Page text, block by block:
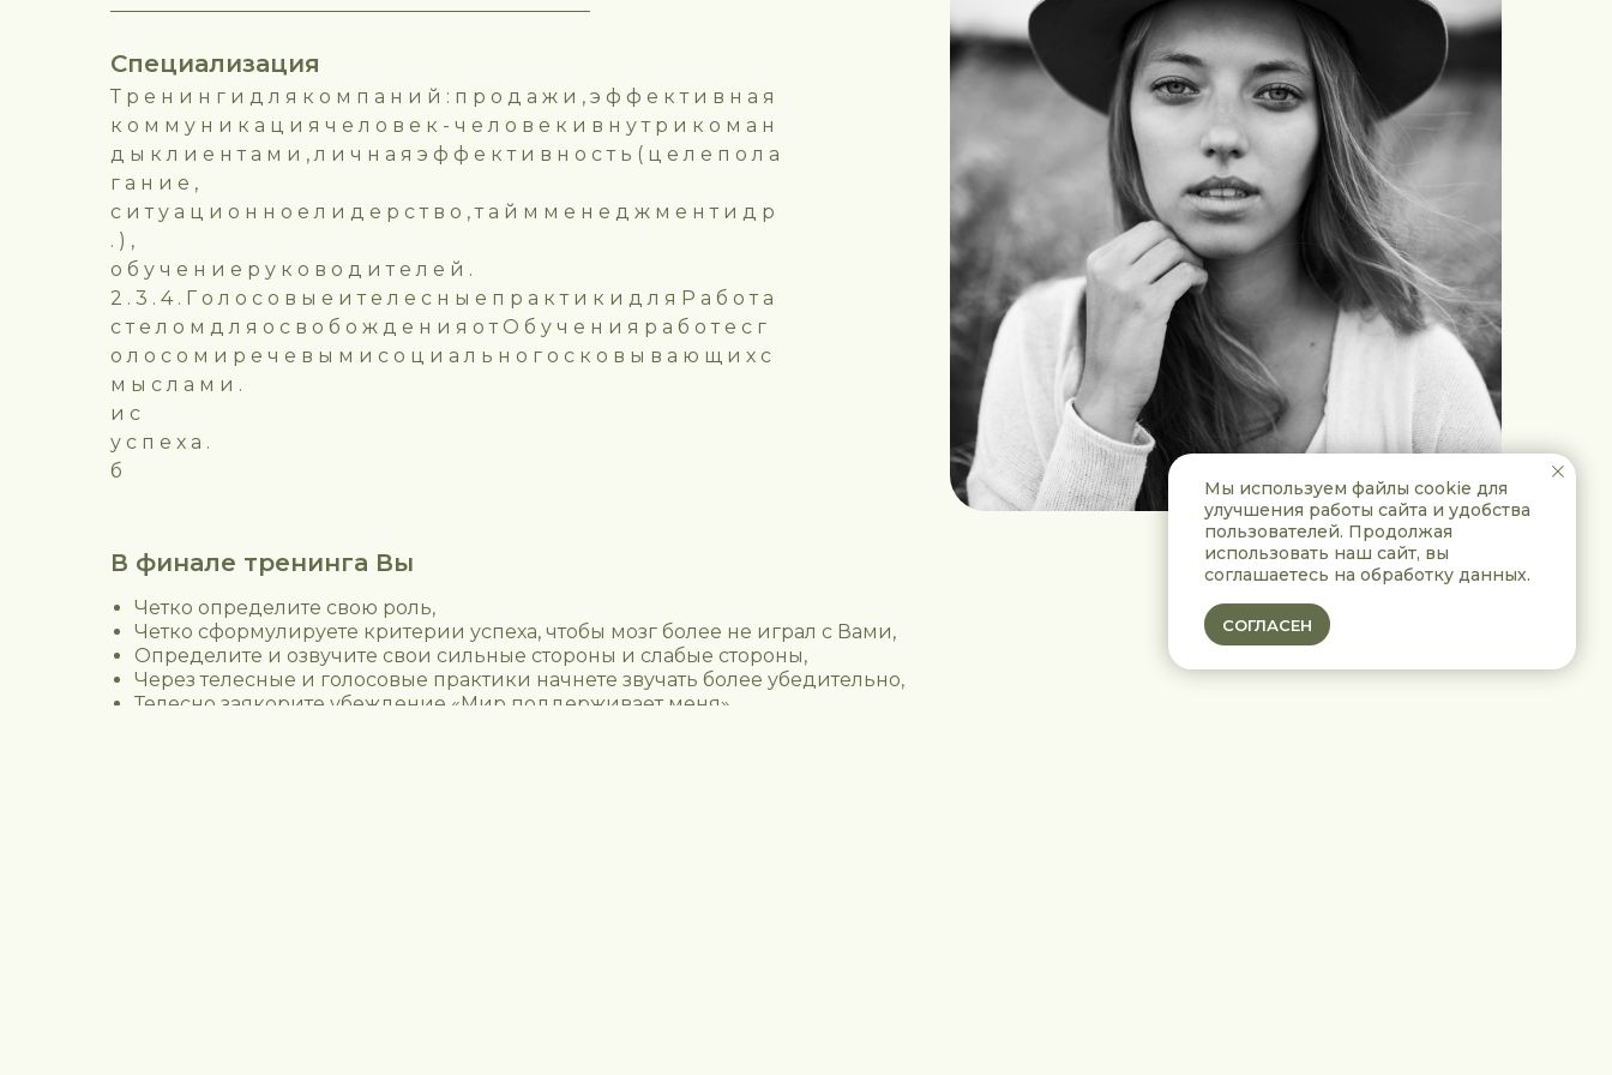
Специализация
Т р е н и н г и д л я к о м п а н и й : п р о д а ж и , э ф ф е к т и в н а я
к о м м у н и к а ц и я ч е л о в е к - ч е л о в е к и в н у т р и к о м а н
д ы к л и е н т а м и , л и ч н а я э ф ф е к т и в н о с т ь ( ц е л е п о л а
г а н и е ,
с и т у а ц и о н н о е л и д е р с т в о , т а й м м е н е д ж м е н т и д р
. ) ,
о б у ч е н и е р у к о в о д и т е л е й .
2 . 3 . 4 . Г о л о с о в ы е и т е л е с н ы е п р а к т и к и д л я Р а б о т а
с т е л о м д л я о с в о б о ж д е н и я о т О б у ч е н и я р а б о т е с г
о л о с о м и р е ч е в ы м и с о ц и а л ь н о г о с к о в ы в а ю щ и х с
м ы с л а м и .
и с
у с п е х а .
б
В финале тренинга Вы
Четко определите свою роль,
Четко сформулируете критерии успеха, чтобы мозг более не играл с Вами,
Определите и озвучите свои сильные стороны и слабые стороны,
Через телесные и голосовые практики начнете звучать более убедительно,
Телесно заякорите убеждение «Мир поддерживает меня»,
Мы используем файлы cookie для
улучшения работы сайта и удобства
пользователей. Продолжая
использовать наш сайт, вы
соглашаетесь на обработку данных.
СОГЛАСЕН